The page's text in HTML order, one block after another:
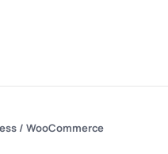
/ WooCommerce